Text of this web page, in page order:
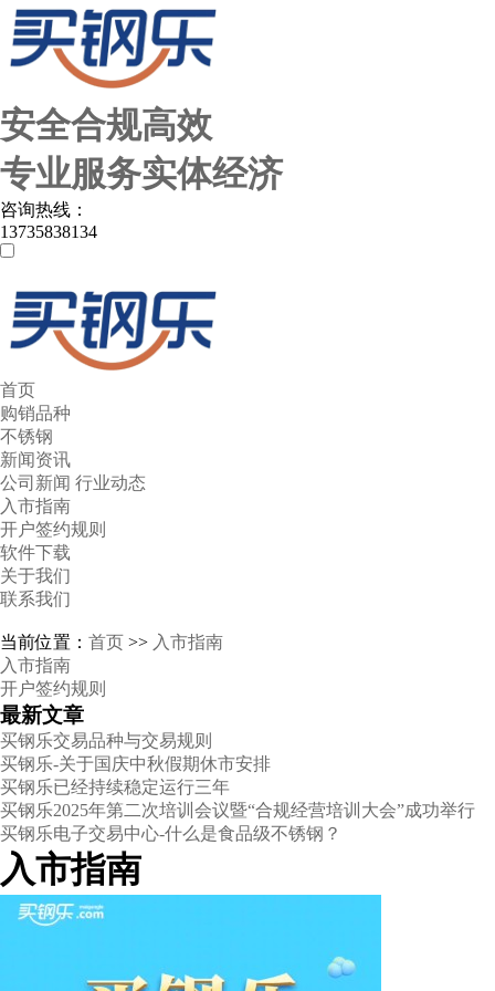
安全合规高效
专业服务实体经济
咨询热线：
13735838134
首页
购销品种
不锈钢
新闻资讯
公司新闻 行业动态
入市指南
开户签约规则
软件下载
关于我们
联系我们
当前位置： 首页 >> 入市指南
入市指南
开户签约规则
最新文章
买钢乐交易品种与交易规则
买钢乐-关于国庆中秋假期休市安排
买钢乐已经持续稳定运行三年
买钢乐2025年第二次培训会议暨“合规经营培训大会”成功举行
买钢乐电子交易中心-什么是食品级不锈钢？
入市指南